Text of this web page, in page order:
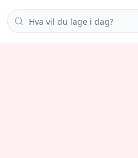
Søk i oppskrifter